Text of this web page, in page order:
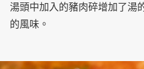
湯頭中加入的豬肉碎增加了湯
的風味。